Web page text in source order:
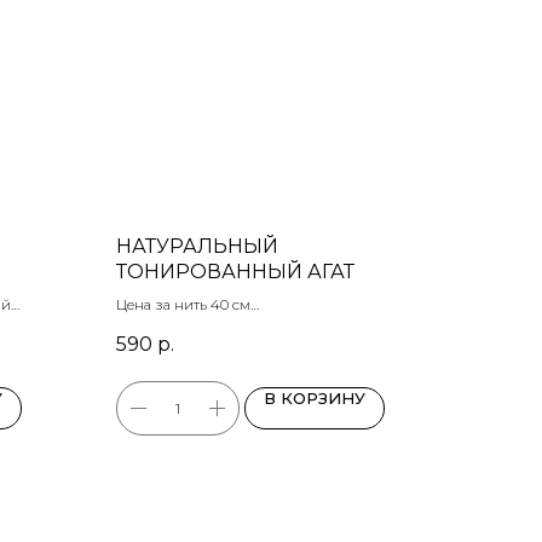
НАТУРАЛЬНЫЙ
ТОНИРОВАННЫЙ АГАТ
Цена за нить 40 см
590 р.
В КОРЗИНУ